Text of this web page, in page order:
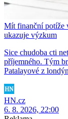
Mít finanční potíže
ukazuje výzkum
Sice chudoba cti
příjemného. Tým
Patalayové z
HN.cz
6. 8. 2026, 22:00